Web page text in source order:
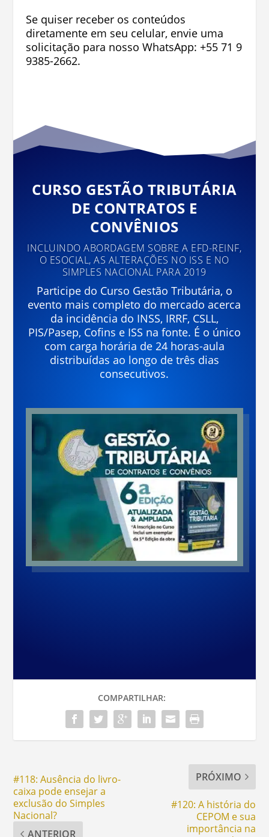
Se quiser receber os conteúdos
diretamente em seu celular, envie uma
solicitação para nosso WhatsApp: +55 71 9
9385-2662.
CURSO GESTÃO TRIBUTÁRIA
DE CONTRATOS E
CONVÊNIOS
INCLUINDO ABORDAGEM SOBRE A EFD-REINF,
O ESOCIAL, AS ALTERAÇÕES NO ISS E NO
SIMPLES NACIONAL PARA 2019
Participe do Curso Gestão Tributária, o
evento mais completo do mercado acerca
da incidência do INSS, IRRF, CSLL,
PIS/Pasep, Cofins e ISS na fonte. É o único
com carga horária de 24 horas-aula
distribuídas ao longo de três dias
consecutivos.
COMPARTILHAR:
#118: Ausência do livro-
caixa pode ensejar a
exclusão do Simples
Nacional?
ANTERIOR
PRÓXIMO
#120: A história do
CEPOM e sua
importância na